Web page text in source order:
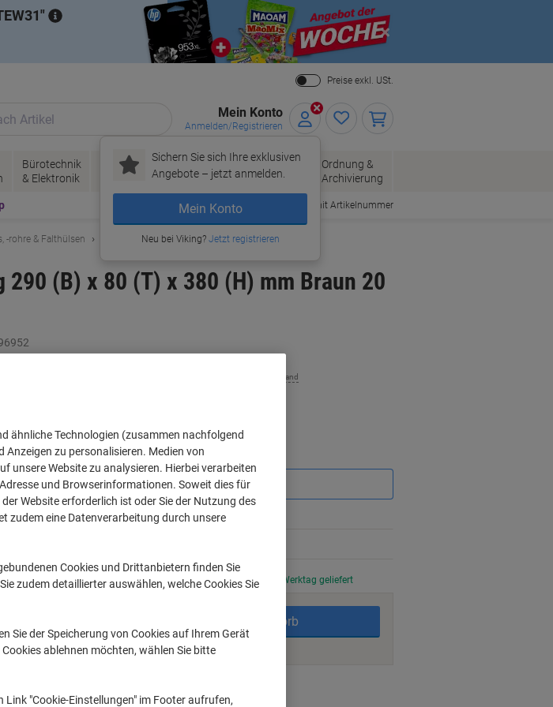
Close
Preise exkl. USt.
Mein Konto
Anmelden/Registrieren
Sichern Sie sich Ihre exklusiven
Angebote – jetzt anmelden.
Mein Konto
Neu bei Viking?Jetzt registrieren
Bürotechnik
& Elektronik
Tinte &
Toner
Papier, Versand
& Pakete
Bürobedarf
Ordnung &
Archivierung
Bestellen mit Artikelnummer
-rohre & Falthülsen Päckchen & Pakete
(B) x 80 (T) x 380 (H) mm Braun 20
zzgl. Versand
Menge exkl. USt
1-2 Pack 46,39 €
3-4Pack 44,39 € -4%
Aktuell verfügbar Vor 17:00 Uhr bestellt, am nächsten Werktag geliefert
In den Warenkorb
Zu einer Liste
ähnliche Technologien (zusammen nachfolgend
Anzeigen zu personalisieren. Medien von
unsere Website zu analysieren. Hierbei verarbeiten
und Browserinformationen. Soweit dies für
Website erforderlich ist oder Sie der Nutzung des
zudem eine Datenverarbeitung durch unsere
Cookies und Drittanbietern finden Sie
zudem detaillierter auswählen, welche Cookies Sie
Sie der Speicherung von Cookies auf Ihrem Gerät
ablehnen möchten, wählen Sie bitte
Link "Cookie-Einstellungen" im Footer aufrufen,